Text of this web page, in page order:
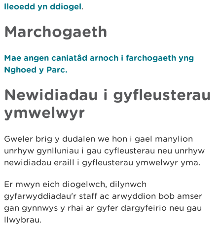
lleoedd yn ddiogel.
Marchogaeth
Mae angen caniatâd arnoch i farchogaeth yng
Nghoed y Parc.
Newidiadau i gyfleusterau
ymwelwyr
Gweler brig y dudalen we hon i gael manylion
unrhyw gynlluniau i gau cyfleusterau neu unrhyw
newidiadau eraill i gyfleusterau ymwelwyr yma.
Er mwyn eich diogelwch, dilynwch
gyfarwyddiadau'r staff ac arwyddion bob amser
gan gynnwys y rhai ar gyfer dargyfeirio neu gau
llwybrau.